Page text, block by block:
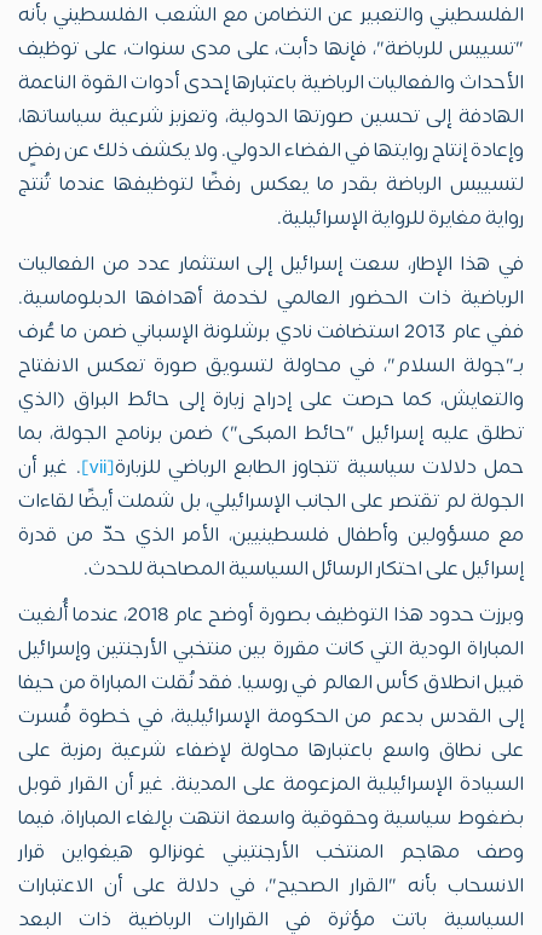
الفلسطيني والتعبير عن التضامن مع الشعب الفلسطيني بأنه
"تسييس للرياضة"، فإنها دأبت، على مدى سنوات، على توظيف
الأحداث والفعاليات الرياضية باعتبارها إحدى أدوات القوة الناعمة
الهادفة إلى تحسين صورتها الدولية، وتعزيز شرعية سياساتها،
وإعادة إنتاج روايتها في الفضاء الدولي. ولا يكشف ذلك عن رفضٍ
لتسييس الرياضة بقدر ما يعكس رفضًا لتوظيفها عندما تُنتج
رواية مغايرة للرواية الإسرائيلية.
في هذا الإطار، سعت إسرائيل إلى استثمار عدد من الفعاليات
الرياضية ذات الحضور العالمي لخدمة أهدافها الدبلوماسية.
ففي عام 2013 استضافت نادي برشلونة الإسباني ضمن ما عُرف
بـ"جولة السلام"، في محاولة لتسويق صورة تعكس الانفتاح
والتعايش، كما حرصت على إدراج زيارة إلى حائط البراق (الذي
تطلق عليه إسرائيل "حائط المبكى") ضمن برنامج الجولة، بما
حمل دلالات سياسية تتجاوز الطابع الرياضي للزيارة[vii]
. غير أن
الجولة لم تقتصر على الجانب الإسرائيلي، بل شملت أيضًا لقاءات
مع مسؤولين وأطفال فلسطينيين، الأمر الذي حدّ من قدرة
إسرائيل على احتكار الرسائل السياسية المصاحبة للحدث.
وبرزت حدود هذا التوظيف بصورة أوضح عام 2018، عندما أُلغيت
المباراة الودية التي كانت مقررة بين منتخبي الأرجنتين وإسرائيل
قبيل انطلاق كأس العالم في روسيا. فقد نُقلت المباراة من حيفا
إلى القدس بدعم من الحكومة الإسرائيلية، في خطوة فُسرت
على نطاق واسع باعتبارها محاولة لإضفاء شرعية رمزية على
السيادة الإسرائيلية المزعومة على المدينة. غير أن القرار قوبل
بضغوط سياسية وحقوقية واسعة انتهت بإلغاء المباراة، فيما
وصف مهاجم المنتخب الأرجنتيني غونزالو هيغواين قرار
الانسحاب بأنه "القرار الصحيح"، في دلالة على أن الاعتبارات
السياسية باتت مؤثرة في القرارات الرياضية ذات البعد